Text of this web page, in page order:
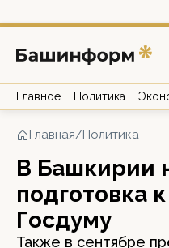
Главное Политика
Главная/Политика
В Башкирии
подготовка
Госдуму
Также в сентябре